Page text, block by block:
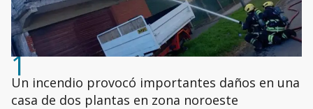
1
Un incendio provocó importantes daños en una
casa de dos plantas en zona noroeste